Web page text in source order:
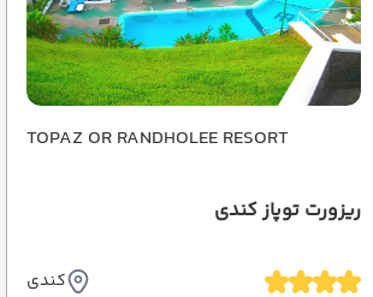
TOPAZ OR RANDHOLEE RESORT
ریزورت توپاز کندی
کندی